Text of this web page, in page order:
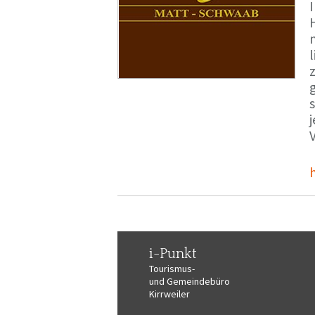
i-Punkt
Tourismus-
und Gemeindebüro
Kirrweiler